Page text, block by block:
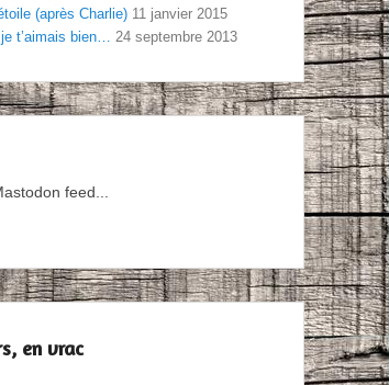
(après Charlie) 11 janvier 2015
t’aimais bien… 24 septembre 2013
feed...
en vrac